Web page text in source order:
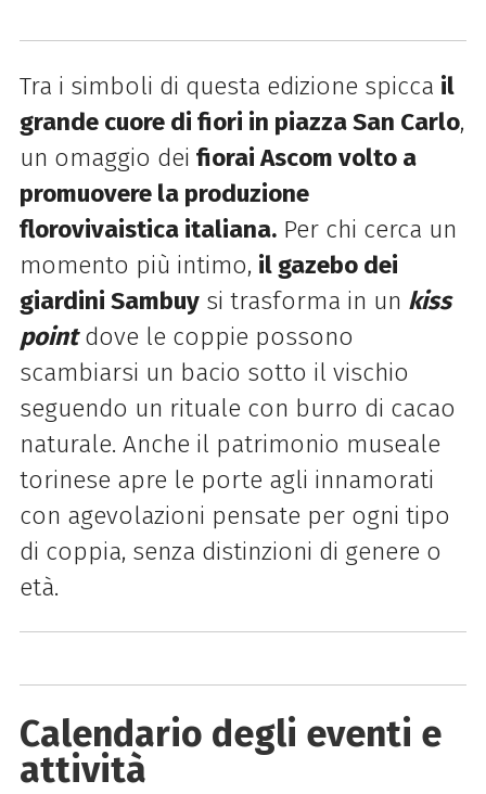
Tra i simboli di questa edizione spicca il
grande cuore di fiori in piazza San Carlo,
un omaggio dei fiorai Ascom volto a
promuovere la produzione
florovivaistica italiana.Per chi cerca un
momento più intimo, il gazebo dei
giardini Sambuysi trasforma in un kiss
pointdove le coppie possono
scambiarsi un bacio sotto il vischio
seguendo un rituale con burro di cacao
naturale. Anche il patrimonio museale
torinese apre le porte agli innamorati
con agevolazioni pensate per ogni tipo
di coppia, senza distinzioni di genere o
età.
Calendario degli eventi e
attività